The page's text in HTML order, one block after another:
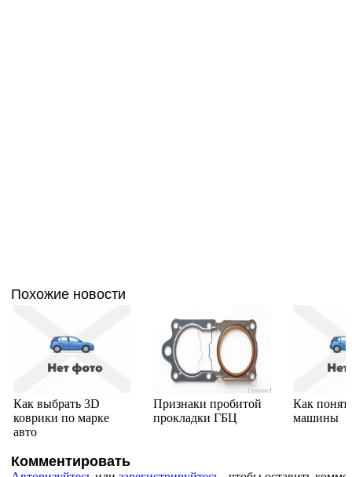
Похожие новости
Как выбрать 3D
коврики по марке
авто
Признаки пробитой
прокладки ГБЦ
Как
машины
Комментировать